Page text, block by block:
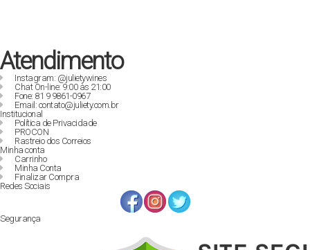
Atendimento
Instagram: @julietywines
Chat On-line: 9:00 às 21:00
Fone: 81 9 9861-0967
Email: contato@juliety.com.br
Institucional
Política de Privacidade
PROCON
Rastreio dos Correios
Minha conta
Carrinho
Minha Conta
Finalizar Compra
Redes Sociais
Segurança